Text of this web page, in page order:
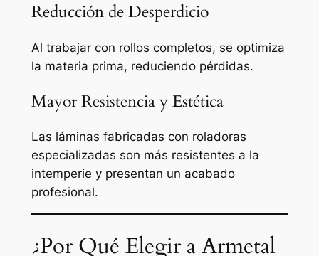
Reducción de Desperdicio
Al trabajar con rollos completos, se optimiza
la materia prima, reduciendo pérdidas.
Mayor Resistencia y Estética
Las láminas fabricadas con roladoras
especializadas son más resistentes a la
intemperie y presentan un acabado
profesional.
¿Por Qué Elegir a Armetal